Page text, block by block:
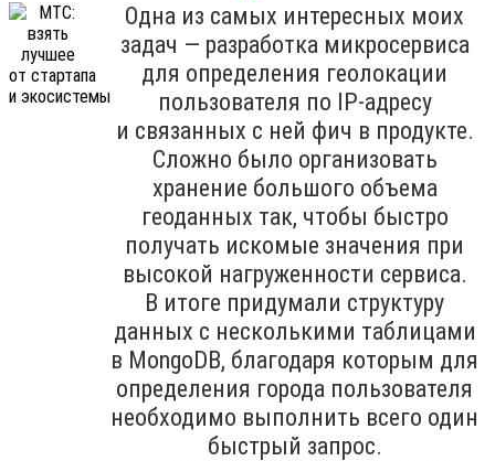
Одна из самых интересных моих
задач — разработка микросервиса
для определения геолокации
пользователя по IP-адресу
и связанных с ней фич в продукте.
Сложно было организовать
хранение большого объема
геоданных так, чтобы быстро
получать искомые значения при
высокой нагруженности сервиса.
В итоге придумали структуру
данных с несколькими таблицами
в MongoDB, благодаря которым для
определения города пользователя
необходимо выполнить всего один
быстрый запрос.